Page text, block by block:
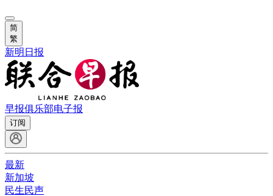
简
繁
新明日报
早报俱乐部电子报
订阅
最新
新加坡
民生民声